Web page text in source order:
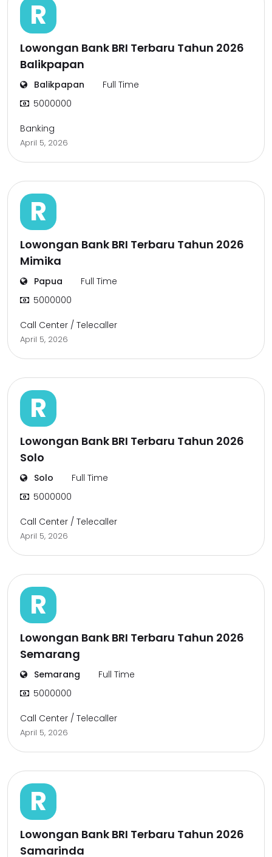
R
Lowongan Bank BRI Terbaru Tahun 2026
Balikpapan
Balikpapan
Full Time
5000000
Banking
April 5, 2026
R
Lowongan Bank BRI Terbaru Tahun 2026
Mimika
Papua
Full Time
5000000
Call Center / Telecaller
April 5, 2026
R
Lowongan Bank BRI Terbaru Tahun 2026
Solo
Solo
Full Time
5000000
Call Center / Telecaller
April 5, 2026
R
Lowongan Bank BRI Terbaru Tahun 2026
Semarang
Semarang
Full Time
5000000
Call Center / Telecaller
April 5, 2026
R
Lowongan Bank BRI Terbaru Tahun 2026
Samarinda